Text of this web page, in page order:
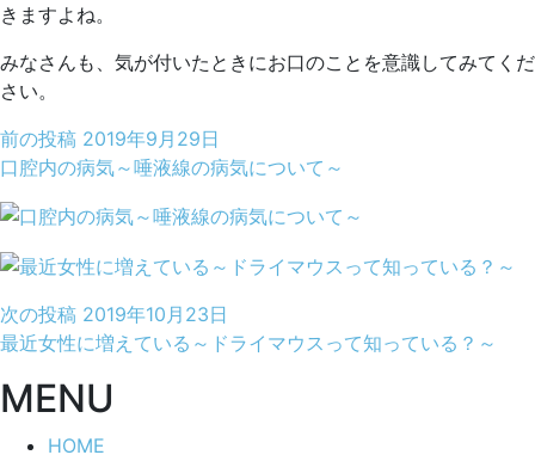
きますよね。
みなさんも、気が付いたときにお口のことを意識してみてくだ
さい。
前の投稿 2019年9月29日
口腔内の病気～唾液線の病気について～
次の投稿 2019年10月23日
最近女性に増えている～ドライマウスって知っている？～
MENU
HOME